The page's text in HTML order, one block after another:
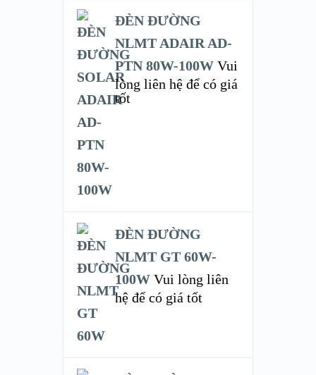
ĐÈN ĐƯỜNG
NLMT ADAIR AD-
PTN 80W-100W Vui
lòng liên hệ để có giá
tốt
ĐÈN ĐƯỜNG
NLMT GT 60W-
100W Vui lòng liên
hệ để có giá tốt